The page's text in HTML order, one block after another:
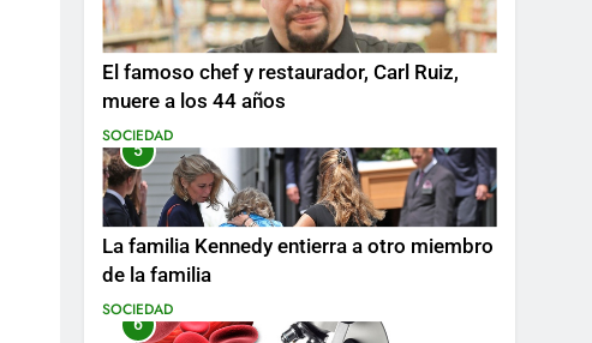
El famoso chef y restaurador, Carl Ruiz,
muere a los 44 años
SOCIEDAD
5
La familia Kennedy entierra a otro miembro
de la familia
SOCIEDAD
6